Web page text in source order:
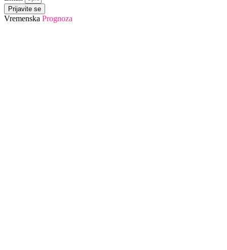
Prijavite se
Vremenska Prognoza